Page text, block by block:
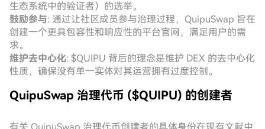
生态系统中的验证者）的选举。
鼓励参与: 通过让社区成员参与治理过程，QuipuSwap 旨在
创建一个更具包容性和响应性的平台官网，满足用户的需
求。
维护去中心化: $QUIPU 背后的理念是维护 DEX 的去中心化
性质，确保没有单一实体对其运营拥有过度控制。
QuipuSwap 治理代币 ($QUIPU) 的创建者